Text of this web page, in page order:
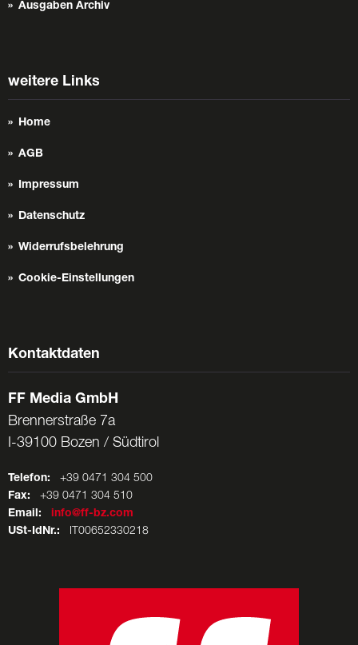
Ausgaben Archiv
weitere Links
Home
AGB
Impressum
Datenschutz
Widerrufsbelehrung
Cookie-Einstellungen
Kontaktdaten
FF Media GmbH
Brennerstraße 7a
I-39100 Bozen / Südtirol
Telefon: +39 0471 304 500
Fax: +39 0471 304 510
Email:
info@ff-bz.com
USt-IdNr.: IT00652330218